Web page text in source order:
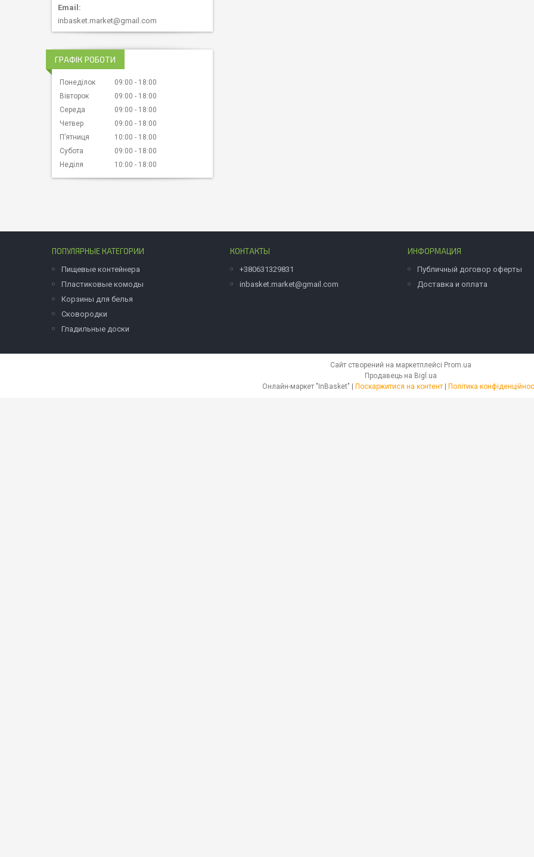
inbasket.market@gmail.com
ГРАФІК РОБОТИ
Понеділок 09:00
18:00
Вівторок
09:00
18:00
Середа
09:00
18:00
Четвер
09:00
18:00
Пʼятниця
10:00
18:00
Субота
09:00
18:00
Неділя
10:00 18:00
ПОПУЛЯРНЫЕ КАТЕГОРИИ
Пищевые контейнера
Пластиковые комоды
Корзины для белья
Сковородки
Гладильные доски
КОНТАКТЫ
+380631329831
inbasket.market@gmail.com
ИНФОРМАЦИЯ
Публичный договор оферты
Доставка и оплата
Сайт створений на маркетплейсі Prom.ua
Продавець на Bigl.ua
Поскаржитися на контент Політика